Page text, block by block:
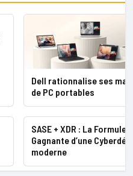
Dell rationnalise ses
de PC portables
SASE + XDR : La Formule
Gagnante d’une
moderne